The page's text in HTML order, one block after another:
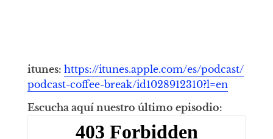
itunes: https://itunes.apple.com/es/podcast/
podcast-coffee-break/id1028912310?l=en
Escucha aquí nuestro último episodio: